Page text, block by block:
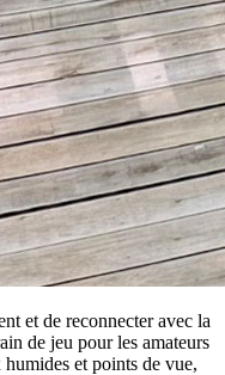
et de reconnecter avec la
de jeu pour les amateurs
et points de vue,